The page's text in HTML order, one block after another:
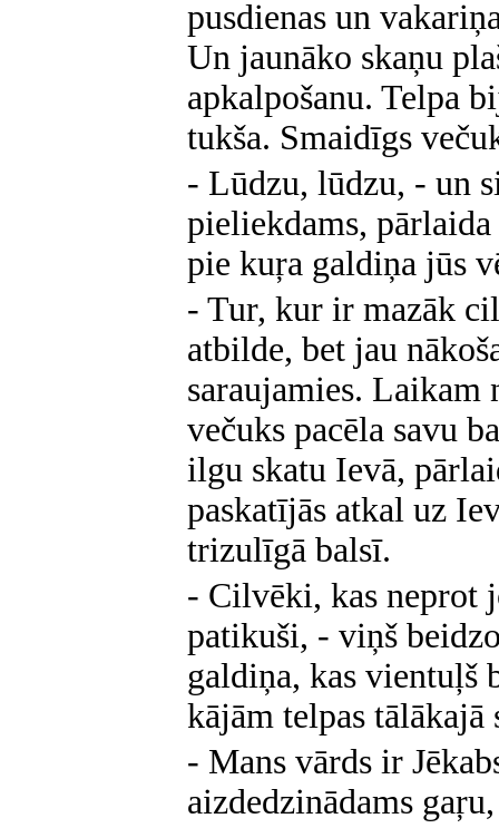
pusdienas un
Un jaunāko skaņu
apkalpošanu. Telpa
tukša. Smaidīgs
- Lūdzu, lūdzu, - un
pieliekdams,
pie kuŗa galdiņa jūs
- Tur, kur ir mazāk
atbilde, bet jau
saraujamies. Laikam
večuks pacēla savu
ilgu skatu Ievā,
paskatījās atkal uz
trizulīgā balsī.
- Cilvēki, kas neprot
patikuši, - viņš
galdiņa, kas vientuļš
kājām telpas tālākajā
- Mans vārds ir
aizdedzinādams